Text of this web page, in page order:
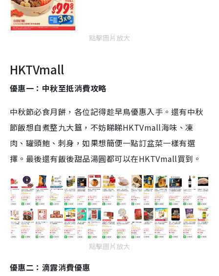
點擊圖片放大
HKTVmall
優惠一：中秋至抵消費攻略
中秋節必食月餅，各位記得趁早鳥優惠入手。還有中秋
節飯想自煮整九大簋，不妨睇睇HKTVmall海味、凍
肉、罐頭鮑、刺身，如果想簡便一點訂盆菜一樣有選
擇。最後還有飯後甜品湯圓都可以在HKTVmall買到。
點擊圖片放大
優惠二：滴露消費優惠